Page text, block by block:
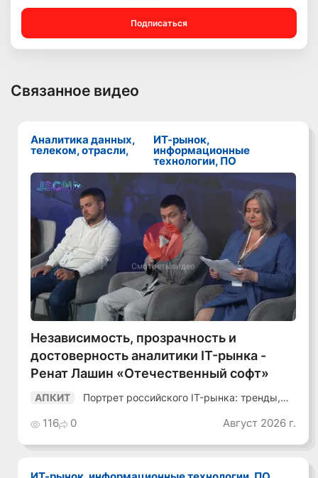
Подписаться
Связанное видео
Аналитика данных,
телеком, отрасли,
ИТ-рынок,
информационные
технологии, ПО
Смотреть видео
Независимость, прозрачность и
достоверность аналитики IT-рынка -
Ренат Лашин «Отечественный софт»
АПКИТ
Портрет российского IT-рынка: тренды,
116 0 Август 2026 г.